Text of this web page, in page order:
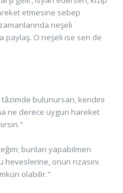
etmesine sebep
neşeli
paylaş. O neşeli ise sen de
tâzimde bulunursan, kendini
ne derece uygun hareket
bunları yapabilmen
onun rızasını
olabilir."